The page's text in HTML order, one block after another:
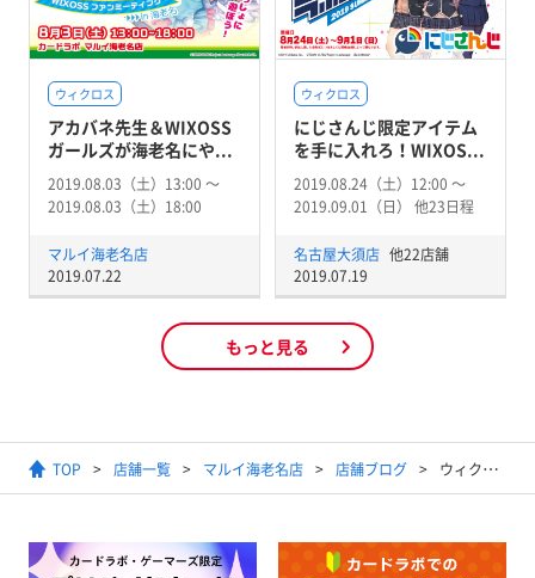
ウィクロス
アカバネ先生＆WIXOSS
ガールズが海老名にや...
2019.08.03（土）13:00 〜
2019.08.03（土）18:00
マルイ海老名店
2019.07.22
ウィクロス
にじさんじ限定アイテム
を手に入れろ！WIXOS...
2019.08.24（土）12:00 〜
2019.09.01（日） 他23日程
名古屋大須店 他22店舗
2019.07.19
もっと見る
TOP 店舗一覧 マルイ海老名店 店舗ブログ ウィクロスパーティーの後日談